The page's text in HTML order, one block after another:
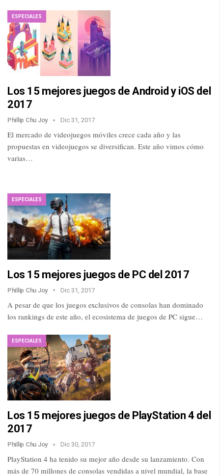
ESPECIALES
Los 15 mejores juegos de Android y iOS del
2017
Phillip Chu Joy Dic 31, 2017
El mercado de videojuegos móviles crece cada año y las
propuestas en videojuegos se diversifican. Este año vimos cómo
varias…
ESPECIALES
Los 15 mejores juegos de PC del 2017
Phillip Chu Joy Dic 31, 2017
A pesar de que los juegos exclusivos de consolas han dominado
los rankings de este año, el ecosistema de juegos de PC sigue…
ESPECIALES
Los 15 mejores juegos de PlayStation 4 del
2017
Phillip Chu Joy Dic 30, 2017
PlayStation 4 ha tenido su mejor año desde su lanzamiento. Con
más de 70 millones de consolas vendidas a nivel mundial, la base